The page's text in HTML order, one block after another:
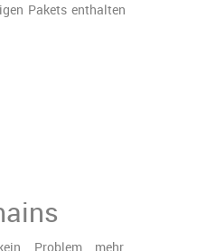
Pakets enthalten
Problem mehr,